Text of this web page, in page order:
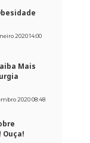
2020 14:00
Mais
2020 08:48
Ouça!